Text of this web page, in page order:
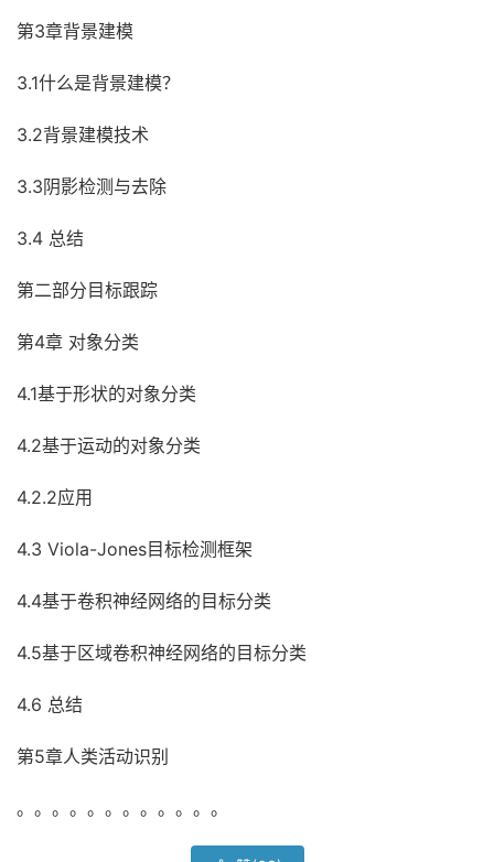
第3章背景建模
3.1什么是背景建模？
3.2背景建模技术
3.3阴影检测与去除
3.4 总结
第二部分目标跟踪
第4章 对象分类
4.1基于形状的对象分类
4.2基于运动的对象分类
4.2.2应用
4.3 Viola-Jones目标检测框架
4.4基于卷积神经网络的目标分类
4.5基于区域卷积神经网络的目标分类
4.6 总结
第5章人类活动识别
。。。。。。。。。。。。